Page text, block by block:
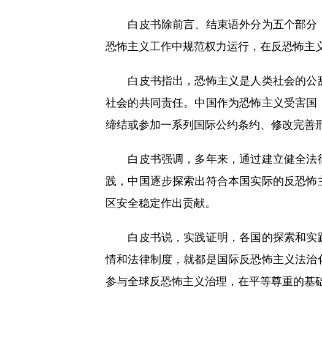
白皮书除前言、结束语外分为五个部分
恐怖主义工作中规范权力运行，在反恐怖主
白皮书指出，恐怖主义是人类社会的公
社会的共同责任。中国作为恐怖主义受害
缔结或参加一系列国际公约条约、修改完善
白皮书强调，多年来，通过建立健全法
践，中国逐步探索出符合本国实际的反恐
区安全稳定作出贡献。
白皮书说，实践证明，各国的探索和实
情和法律制度，就都是国际反恐怖主义法
参与全球反恐怖主义治理，在平等尊重的基